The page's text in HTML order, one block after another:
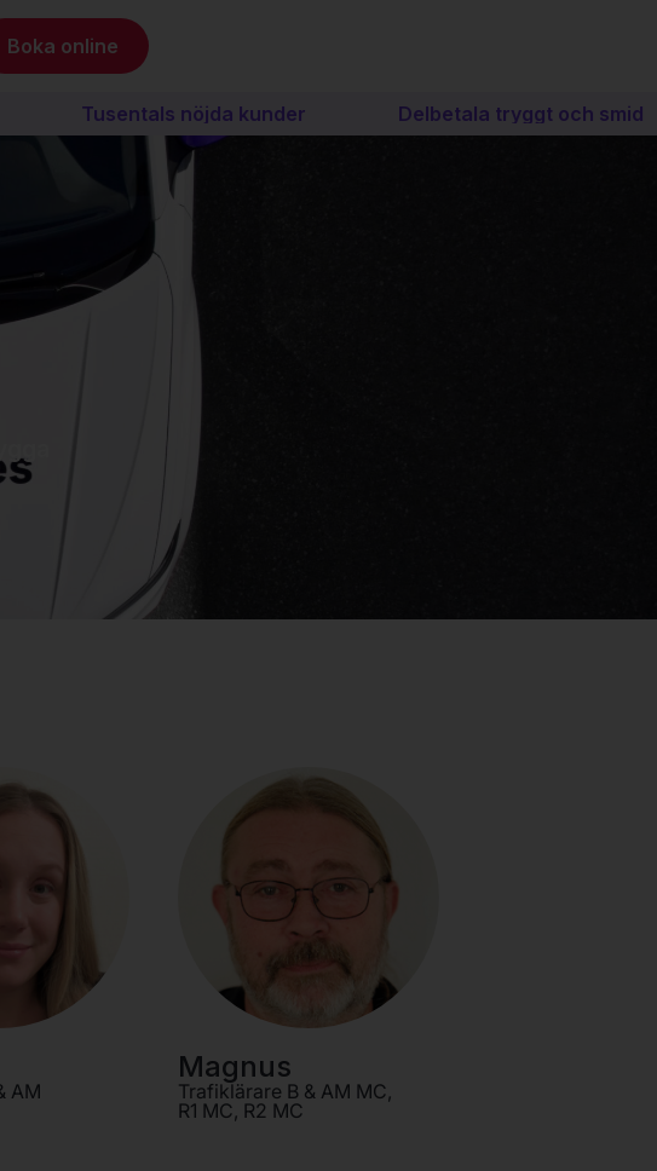
Boka online
Tusentals nöjda kunder Delbetala tryggt och smidigt
AM
Magnus
Trafiklärare B & AM MC,
R1 MC, R2 MC